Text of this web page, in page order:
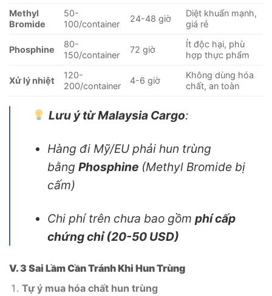
Methyl
Bromide
50-
100/container
24-48 giờ
Diệt khuẩn mạnh,
giá rẻ
Phosphine
80-
150/container
72 giờ
Ít độc hại, phù
hợp thực phẩm
Xử lý nhiệt
120-
200/container
4-6 giờ
Không dùng hóa
chất, an toàn
Lưu ý từ Malaysia Cargo:
Hàng đi Mỹ/EU phải hun trùng
bằng Phosphine(Methyl Bromide bị
cấm)
Chi phí trên chưa bao gồm phí cấp
chứng chỉ (20-50 USD)
V. 3 Sai Lầm Cần Tránh Khi Hun Trùng
Tự ý mua hóa chất hun trùng